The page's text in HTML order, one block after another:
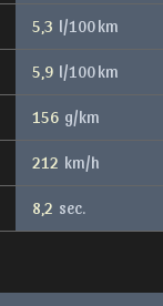
5,3 l/100 km
5,9 l/100 km
156 g/km
212 km/h
8,2 sec.